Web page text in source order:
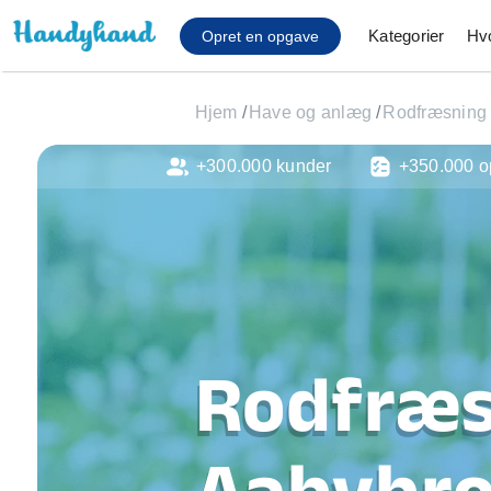
Opret en opgave Kategorier
Affaldsfjernelse
Cykel reparation
Gulvlaminering
Hårde hvidevare
Hjælp til mobil, pc, tv
Installation af
Møbelsamling og
Ophængning af
Hjem / Have og anlæg / Rodfræsning
+300.000 kunder +350.000